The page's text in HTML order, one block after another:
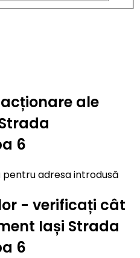
ale
6
adresa introdusă
- verificați cât
Iași Strada
6